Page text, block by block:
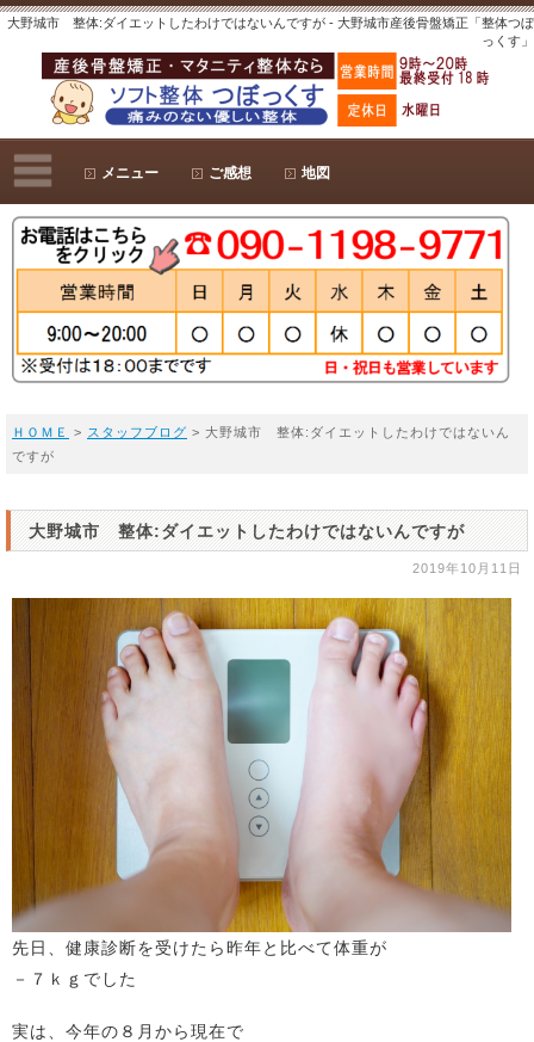
大野城市 整体:ダイエットしたわけではないんですが - 大野城市産後骨盤矯正「整体つぼ
っくす」
メニュー ご感想 地図
ＨＯＭＥ > スタッフブログ > 大野城市 整体:ダイエットしたわけではないん
ですが
大野城市 整体:ダイエットしたわけではないんですが
2019年10月11日
先日、健康診断を受けたら昨年と比べて体重が
－７ｋｇでした
実は、今年の８月から現在で